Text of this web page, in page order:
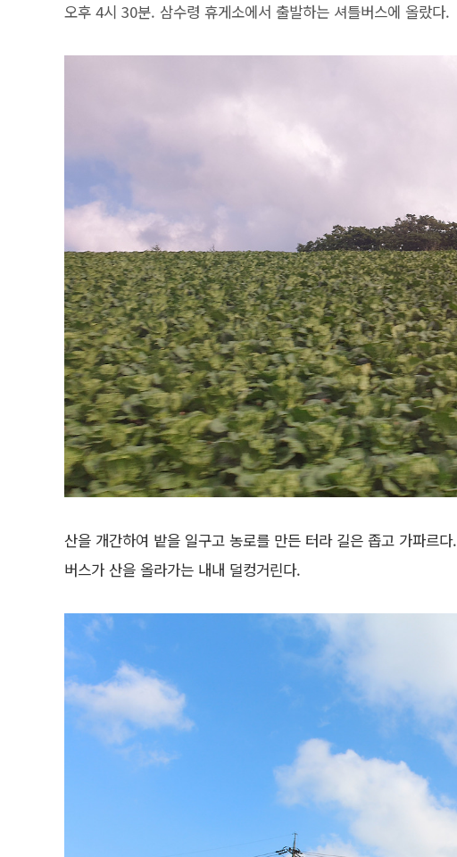
오후 4시 30분. 삼수령 휴게소에서 출발하는 셔틀버스에 올랐다.
산을 개간하여 밭을 일구고 농로를 만든 터라 길은 좁고 가파르다.
버스가 산을 올라가는 내내 덜컹거린다.